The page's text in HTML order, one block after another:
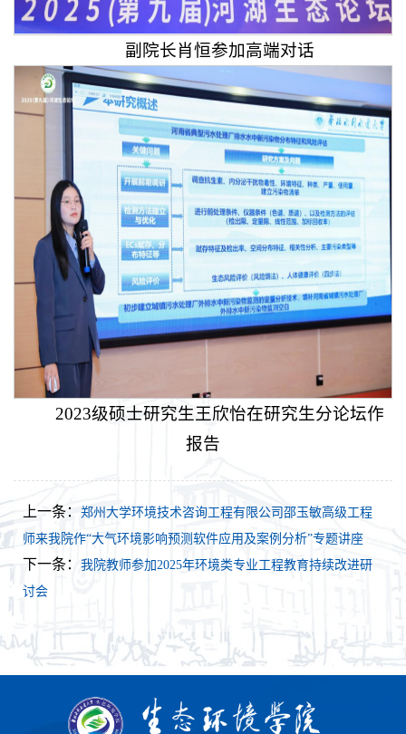
副院长肖恒参加高端对话
2023级硕士研究生王欣怡在研究生分论坛作
报告
上一条： 郑州大学环境技术咨询工程有限公司邵玉敏高级工程
师来我院作“大气环境影响预测软件应用及案例分析”专题讲座
下一条： 我院教师参加2025年环境类专业工程教育持续改进研
讨会